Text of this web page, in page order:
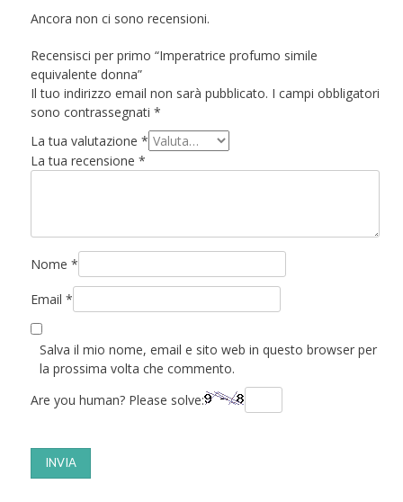
Ancora non ci sono recensioni.
Recensisci per primo “Imperatrice profumo simile
equivalente donna”
Il tuo indirizzo email non sarà pubblicato. I campi obbligatori
sono contrassegnati *
La tua valutazione *
La tua recensione *
Nome *
Email *
Salva il mio nome, email e sito web in questo browser per
la prossima volta che commento.
Are you human? Please solve: